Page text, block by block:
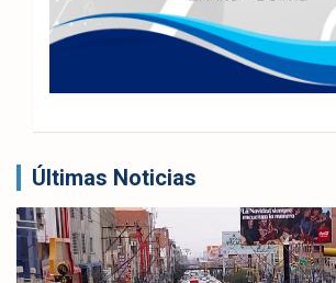
Últimas Noticias